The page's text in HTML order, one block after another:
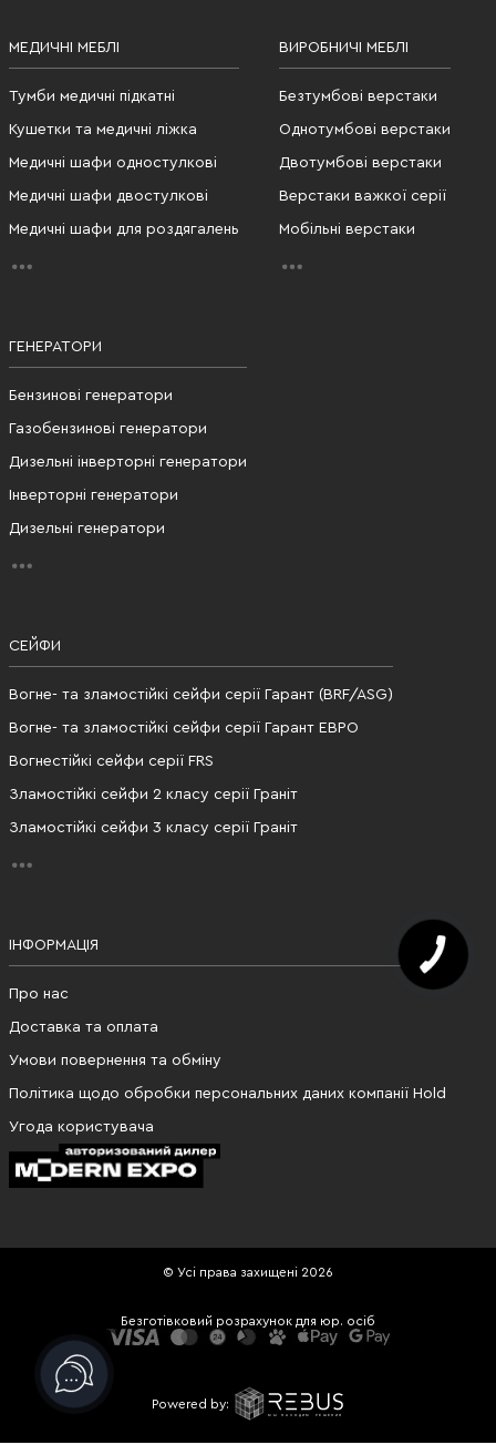
МЕДИЧНІ МЕБЛІ
Тумби медичні підкатні
Кушетки та медичні ліжка
Медичні шафи одностулкові
Медичні шафи двостулкові
Медичні шафи для роздягалень
ВИРОБНИЧІ МЕБЛІ
Безтумбові верстаки
Однотумбові верстаки
Двотумбові верстаки
Верстаки важкої серії
Мобільні верстаки
ГЕНЕРАТОРИ
Бензинові генератори
Газобензинові генератори
Дизельні інверторні генератори
Інверторні генератори
Дизельні генератори
СЕЙФИ
Вогне- та зламостійкі сейфи серії Гарант (BRF/ASG)
Вогне- та зламостійкі сейфи серії Гарант ЕВРО
Вогнестійкі сейфи серії FRS
Зламостійкі сейфи 2 класу серії Граніт
Зламостійкі сейфи 3 класу серії Граніт
ІНФОРМАЦІЯ
Про нас
Доставка та оплата
Умови повернення та обміну
Політика щодо обробки персональних даних компанії Hold
Угода користувача
© Усі права захищені 2026
Безготівковий розрахунок для юр. осіб
Powered by: